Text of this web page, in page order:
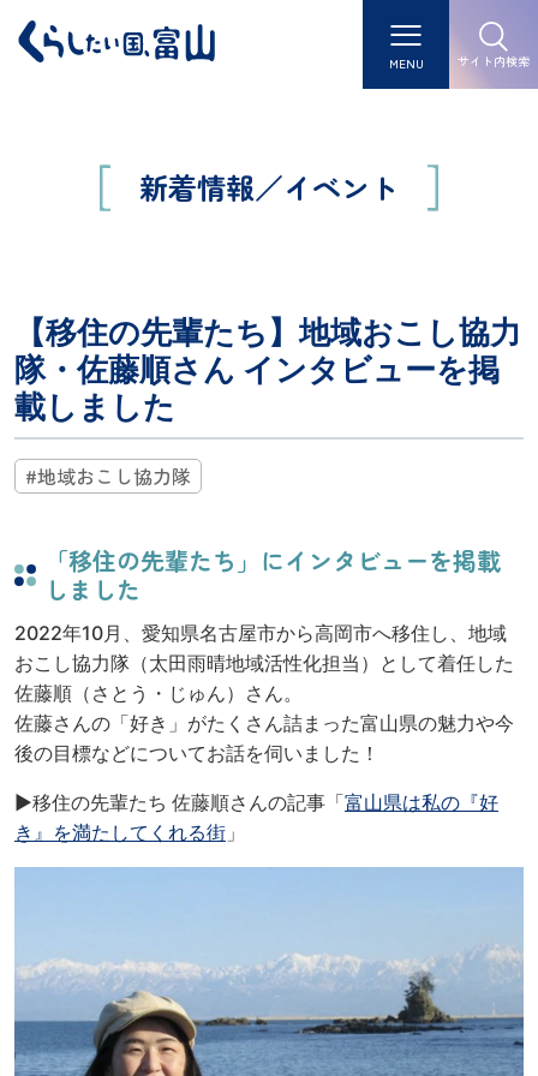
MENU サイト内検索
新着情報／イベント
【移住の先輩たち】地域おこし協力
隊・佐藤順さん インタビューを掲
載しました
#地域おこし協力隊
「移住の先輩たち」にインタビューを掲載
しました
2022年10月、愛知県名古屋市から高岡市へ移住し、地域
おこし協力隊（太田雨晴地域活性化担当）として着任した
佐藤順（さとう・じゅん）さん。
佐藤さんの「好き」がたくさん詰まった富山県の魅力や今
後の目標などについてお話を伺いました！
▶︎移住の先輩たち 佐藤順さんの記事「富山県は私の『好
き』を満たしてくれる街 」